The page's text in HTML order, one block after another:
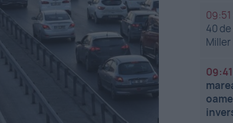
09:51
40
Miller
09:41